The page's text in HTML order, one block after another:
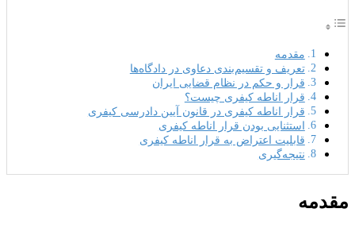
مقدمه
تعریف و تقسیم‌بندی دعاوی در دادگاه‌ها
قرار و حکم در نظام قضایی ایران
قرار اناطه کیفری چیست؟
قرار اناطه کیفری در قانون آیین دادرسی کیفری
استثنایی بودن قرار اناطه کیفری
قابلیت اعتراض به قرار اناطه کیفری
نتیجه‌گیری
مقدمه